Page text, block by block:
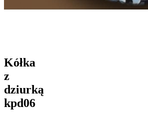
Kółka
z
dziurką
kpd06